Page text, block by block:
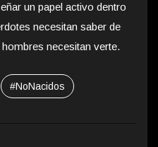
un papel activo dentro
necesitan saber de
necesitan verte.
#NoNacidos